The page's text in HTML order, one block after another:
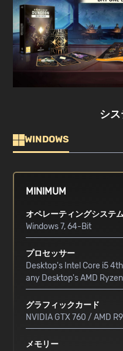
シ
WINDOWS
MINIMUM
オペレーティングシステ
Windows 7, 64-Bit
プロセッサー
Desktop's Intel Core i5
any Desktop's AMD Ryzen
グラフィックカード
NVIDIA GTX 760 / AMD
メモリー